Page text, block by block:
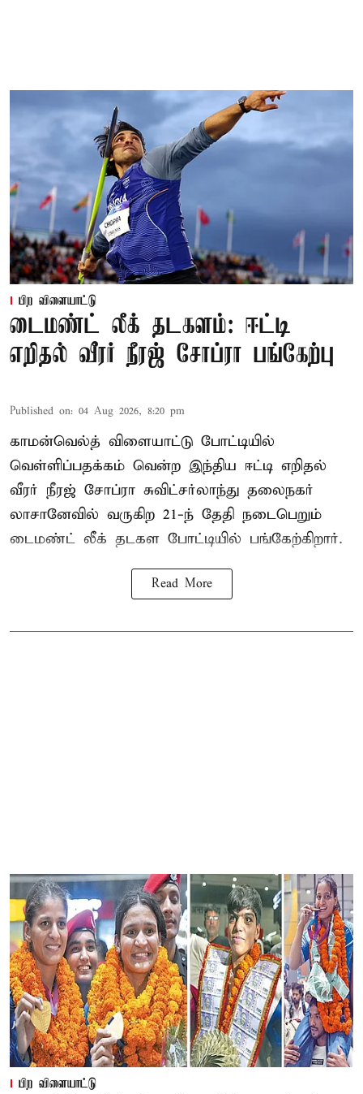
பிற விளையாட்டு
டைமண்ட் லீக் தடகளம்: ஈட்டி
எறிதல் வீரர் நீரஜ் சோப்ரா பங்கேற்பு
Published on: 04 Aug 2026, 8:20 pm
காமன்வெல்த் விளையாட்டு போட்டியில்
வெள்ளிப்பதக்கம் வென்ற இந்திய ஈட்டி எறிதல்
வீரர் நீரஜ் சோப்ரா சுவிட்சர்லாந்து தலைநகர்
லாசானேவில் வருகிற 21-ந் தேதி நடைபெறும்
டைமண்ட் லீக் தடகள போட்டியில் பங்கேற்கிறார்.
Read More
பிற விளையாட்டு